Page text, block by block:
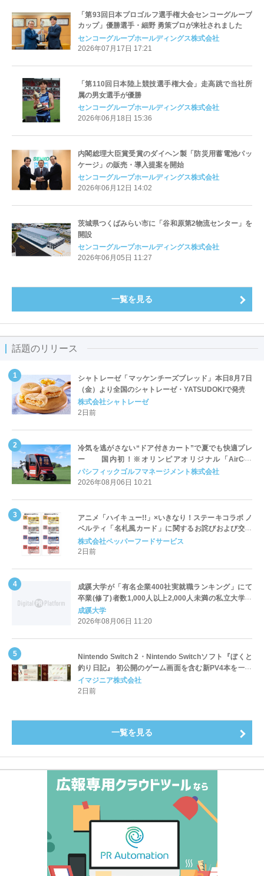
「第93回日本プロゴルフ選手権大会センコーグループ
カップ」優勝選手・細野 勇策プロが来社されました
センコーグループホールディングス株式会社
2026年07月17日 17:21
「第110回日本陸上競技選手権大会」走高跳で当社所
属の男女選手が優勝
センコーグループホールディングス株式会社
2026年06月18日 15:36
内閣総理大臣賞受賞のダイヘン製「防災用蓄電池パッ
ケージ」の販売・導入提案を開始
センコーグループホールディングス株式会社
2026年06月12日 14:02
茨城県つくばみらい市に「谷和原第2物流センター」を
開設
センコーグループホールディングス株式会社
2026年06月05日 11:27
一覧を見る
話題のリリース
シャトレーゼ「マッケンチーズブレッド」本日8月7日
（金）より全国のシャトレーゼ・YATSUDOKIで発売
株式会社シャトレーゼ
2日前
冷気を逃がさない“ドア付きカート”で夏でも快適プレ
ー 国内初！※オリンピアオリジナル「AirCon
Cart（エアコンカート）」導入 | ＰＧＭ
パシフィックゴルフマネージメント株式会社
2026年08月06日 10:21
アニメ「ハイキュー!!」×いきなり！ステーキコラボ ノ
ベルティ「名札風カード」に関するお詫びおよび交換
対応についてのご案内
株式会社ペッパーフードサービス
2日前
成蹊大学が「有名企業400社実就職ランキング」にて
卒業(修了)者数1,000人以上2,000人未満の私立大学で
全国第1位を獲得！～実就職率は26.5%（前年比＋
4.3pt）に伸長、東京の私立大学でも10位にランクイン
成蹊大学
2026年08月06日 11:20
Nintendo Switch 2・Nintendo Switchソフト『ぼくと
釣り日記』 初公開のゲーム画面を含む新PV4本を一挙
公開！
イマジニア株式会社
2日前
一覧を見る